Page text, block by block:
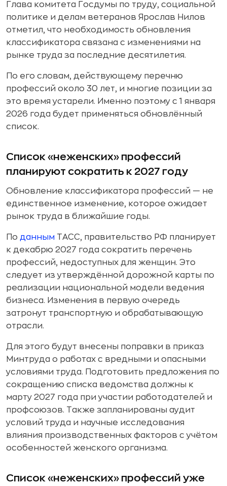
Глава комитета Госдумы по труду, социальной
политике и делам ветеранов Ярослав Нилов
отметил, что необходимость обновления
классификатора связана с изменениями на
рынке труда за последние десятилетия.
По его словам, действующему перечню
профессий около 30 лет, и многие позиции за
это время устарели. Именно поэтому с 1 января
2026 года будет применяться обновлённый
список.
Список «неженских» профессий
планируют сократить к 2027 году
Обновление классификатора профессий — не
единственное изменение, которое ожидает
рынок труда в ближайшие годы.
По данным ТАСС, правительство РФ планирует
к декабрю 2027 года сократить перечень
профессий, недоступных для женщин. Это
следует из утверждённой дорожной карты по
реализации национальной модели ведения
бизнеса. Изменения в первую очередь
затронут транспортную и обрабатывающую
отрасли.
Для этого будут внесены поправки в приказ
Минтруда о работах с вредными и опасными
условиями труда. Подготовить предложения по
сокращению списка ведомства должны к
марту 2027 года при участии работодателей и
профсоюзов. Также запланированы аудит
условий труда и научные исследования
влияния производственных факторов с учётом
особенностей женского организма.
Список «неженских» профессий уже